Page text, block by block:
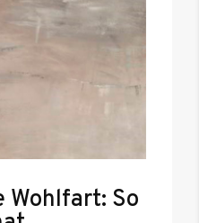
Wohlfart: So